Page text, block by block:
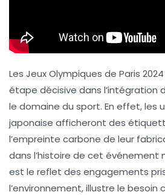
Les Jeux Olympiques de Paris
étape décisive dans l’intégration
le domaine du sport. En effet, les
japonaise afficheront des
l’empreinte carbone de leur
dans l’histoire de cet événement
est le reflet des engagements
l’environnement, illustre le besoin